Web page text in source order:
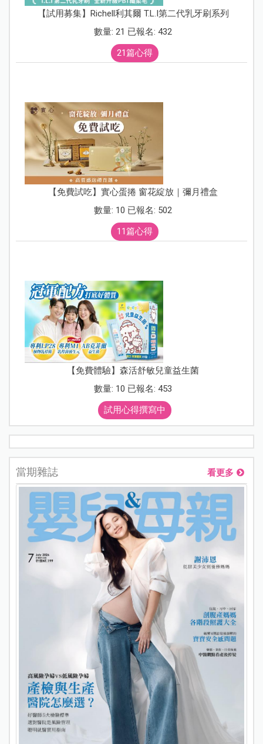
【試用募集】Richell利其爾 T.L.I第二代乳牙刷系列
數量: 21 已報名: 432
21篇心得
【免費試吃】實心蛋捲 窗花綻放｜彌月禮盒
數量: 10 已報名: 502
11篇心得
【免費體驗】森活舒敏兒童益生菌
數量: 10 已報名: 453
試用心得撰寫中
當期雜誌 看更多